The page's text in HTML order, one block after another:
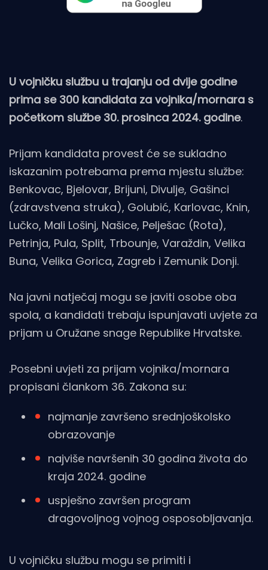
U vojničku službu u trajanju od dvije godine
prima se 300 kandidata za vojnika/mornara s
početkom službe 30. prosinca 2024. godine.
Prijam kandidata provest će se sukladno
iskazanim potrebama prema mjestu službe:
Benkovac, Bjelovar, Brijuni, Divulje, Gašinci
(zdravstvena struka), Golubić, Karlovac, Knin,
Lučko, Mali Lošinj, Našice, Pelješac (Rota),
Petrinja, Pula, Split, Trbounje, Varaždin, Velika
Buna, Velika Gorica, Zagreb i Zemunik Donji.
Na javni natječaj mogu se javiti osobe oba
spola, a kandidati trebaju ispunjavati uvjete za
prijam u Oružane snage Republike Hrvatske.
.Posebni uvjeti za prijam vojnika/mornara
propisani člankom 36. Zakona su:
najmanje završeno srednjoškolsko
obrazovanje
najviše navršenih 30 godina života do
kraja 2024. godine
uspješno završen program
dragovoljnog vojnog osposobljavanja.
U vojničku službu mogu se primiti i